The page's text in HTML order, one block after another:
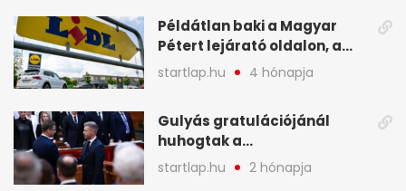
Példátlan baki a Magyar
Pétert lejárató oldalon, a
Lidlnek azonnal lépnie
kellett - A hét legfontosabb
startlap.hu 4 hónapja
Gulyás gratulációjánál
huhogtak a
leghangosabban, miután
Magyart miniszterelnökké
startlap.hu 2 hónapja